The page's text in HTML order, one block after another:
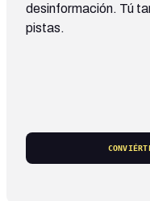
desinformación. Tú
pistas.